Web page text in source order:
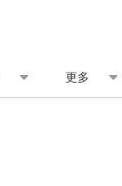
更多